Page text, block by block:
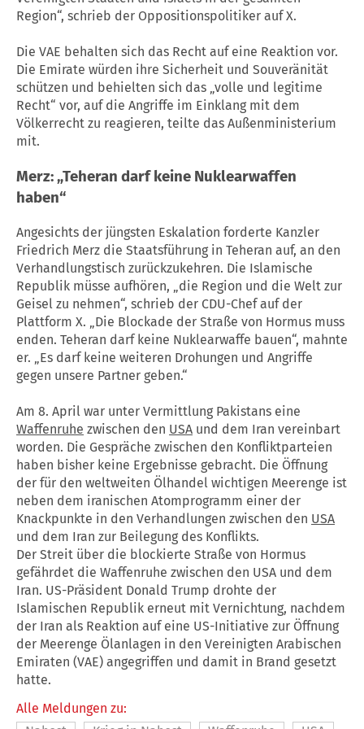
Region“, schrieb der Oppositionspolitiker auf X.
Die VAE behalten sich das Recht auf eine Reaktion vor.
Die Emirate würden ihre Sicherheit und Souveränität
schützen und behielten sich das „volle und legitime
Recht“ vor, auf die Angriffe im Einklang mit dem
Völkerrecht zu reagieren, teilte das Außenministerium
mit.
Merz: „Teheran darf keine Nuklearwaffen
haben“
Angesichts der jüngsten Eskalation forderte Kanzler
Friedrich Merz die Staatsführung in Teheran auf, an den
Verhandlungstisch zurückzukehren. Die Islamische
Republik müsse aufhören, „die Region und die Welt zur
Geisel zu nehmen“, schrieb der CDU-Chef auf der
Plattform X. „Die Blockade der Straße von Hormus muss
enden. Teheran darf keine Nuklearwaffe bauen“, mahnte
er. „Es darf keine weiteren Drohungen und Angriffe
gegen unsere Partner geben.“
Am 8. April war unter Vermittlung Pakistans eine
Waffenruhe zwischen den USA und dem Iran vereinbart
worden. Die Gespräche zwischen den Konfliktparteien
haben bisher keine Ergebnisse gebracht. Die Öffnung
der für den weltweiten Ölhandel wichtigen Meerenge ist
neben dem iranischen Atomprogramm einer der
Knackpunkte in den Verhandlungen zwischen den USA
und dem Iran zur Beilegung des Konflikts.
Der Streit über die blockierte Straße von Hormus
gefährdet die Waffenruhe zwischen den USA und dem
Iran. US-Präsident Donald Trump drohte der
Islamischen Republik erneut mit Vernichtung, nachdem
der Iran als Reaktion auf eine US-Initiative zur Öffnung
der Meerenge Ölanlagen in den Vereinigten Arabischen
Emiraten (VAE) angegriffen und damit in Brand gesetzt
hatte.
Alle Meldungen zu: